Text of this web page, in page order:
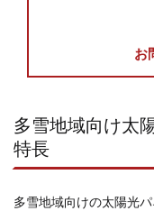
お
多雪地域向け太
特長
多雪地域向けの太陽光